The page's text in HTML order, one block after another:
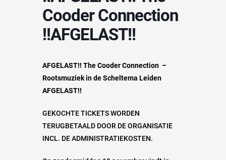
Cooder Connection
!!AFGELAST!!
AFGELAST!! The Cooder Connection –
Rootsmuziek in de Scheltema Leiden
AFGELAST!!
GEKOCHTE TICKETS WORDEN
TERUGBETAALD DOOR DE ORGANISATIE
INCL. DE ADMINISTRATIEKOSTEN.